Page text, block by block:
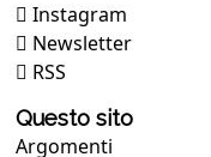
Instagram
Newsletter
RSS
Questo sito
Argomenti